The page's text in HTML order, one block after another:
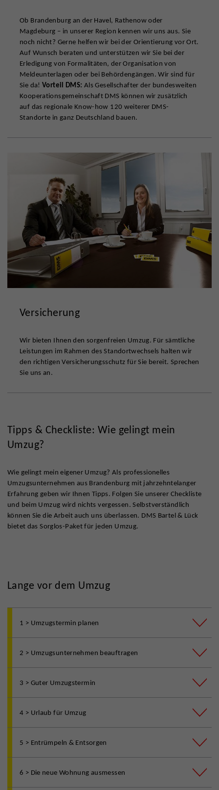
Ob Brandenburg an der Havel, Rathenow oder
Magdeburg – in unserer Region kennen wir uns aus. Sie
noch nicht? Gerne helfen wir bei der Orientierung vor Ort.
Auf Wunsch beraten und unterstützen wir Sie bei der
Erledigung von Formalitäten, der Organisation von
Meldeunterlagen oder bei Behördengängen. Wir sind für
Sie da! Vorteil DMS: Als Gesellschafter der bundesweiten
Kooperationsgemeinschaft DMS können wir zusätzlich
auf das regionale Know-how 120 weiterer DMS-
Standorte in ganz Deutschland bauen.
Versicherung
Wir bieten Ihnen den sorgenfreien Umzug. Für sämtliche
Leistungen im Rahmen des Standortwechsels halten wir
den richtigen Versicherungsschutz für Sie bereit. Sprechen
Sie uns an.
Tipps & Checkliste: Wie gelingt mein
Umzug?
Wie gelingt mein eigener Umzug? Als professionelles
Umzugsunternehmen aus Brandenburg mit jahrzehntelanger
Erfahrung geben wir Ihnen Tipps. Folgen Sie unserer Checkliste
und beim Umzug wird nichts vergessen. Selbstverständlich
können Sie die Arbeit auch uns überlassen. DMS Bartel & Lück
bietet das Sorglos-Paket für jeden Umzug.
Lange vor dem Umzug
1 > Umzugstermin planen
2 > Umzugsunternehmen beauftragen
3 > Guter Umzugstermin
4 > Urlaub für Umzug
5 > Entrümpeln & Entsorgen
6 > Die neue Wohnung ausmessen